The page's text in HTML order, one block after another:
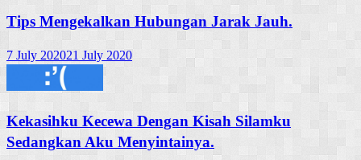
Tips Mengekalkan Hubungan Jarak Jauh.
7 July 202021 July 2020
Kekasihku Kecewa Dengan Kisah Silamku
Sedangkan Aku Menyintainya.